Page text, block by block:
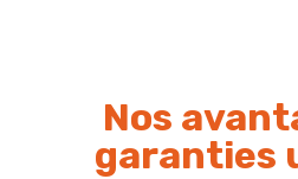
Nos
garanties